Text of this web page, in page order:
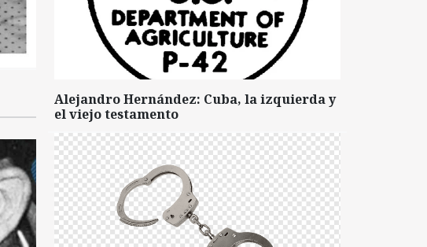
Alejandro Hernández: Cuba, la izquierda y
el viejo testamento